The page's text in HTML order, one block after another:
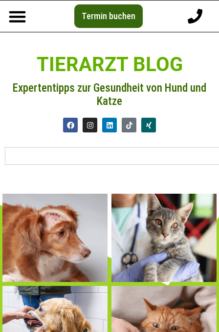
Termin buchen
TIERARZT BLOG
Expertentipps zur Gesundheit von Hund und
Katze